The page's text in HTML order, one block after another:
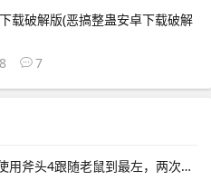
载破解版(恶搞整蛊安卓下载破解
7
蓝色浆果，然后对它使用斧头4跟随老鼠到最左，两次对话，问老鼠有没有梳子。2、猫咪的救命稻草一定要在奶酪有效洞口附近绑椅子并守尸，这样猫咪可以在守尸的时候破坏其他老鼠的速推计划，避免第一只老鼠刚放飞其他